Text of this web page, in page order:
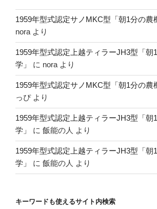
1959年型式認定サノMKC型「朝1分の農
nora より
1959年型式認定上越ティラーJH3型「朝
学」
に nora より
1959年型式認定サノMKC型「朝1分の農
っぴより
1959年型式認定上越ティラーJH3型「朝
学」
に 飯能の人 より
1959年型式認定上越ティラーJH3型「朝
学」
に 飯能の人 より
キーワードも使えるサイト内検索